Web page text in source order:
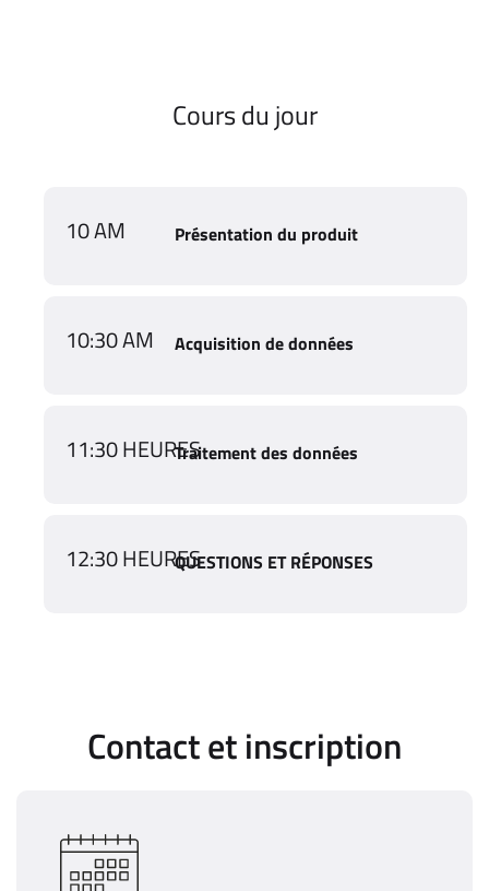
Cours du jour
10 AM Présentation du produit
10:30 AM Acquisition de données
11:30 HEURESTraitement des données
12:30 HEURESQUESTIONS ET RÉPONSES
Contact et inscription